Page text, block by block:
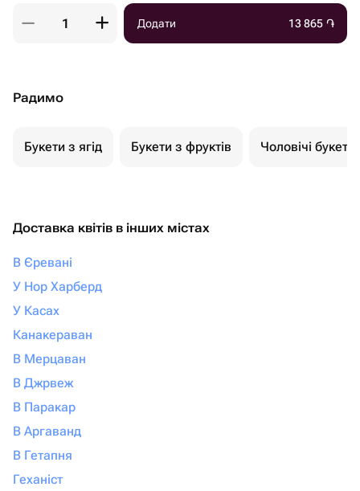
Додати 13 865 ֏
Радимо
Букети з ягід Букети з фруктів Чоловічі букети
Доставка квітів в інших містах
В Єревані
У Нор Харберд
У Касах
Канакераван
В Мерцаван
В Джрвеж
В Паракар
В Аргаванд
В Гетапня
Геханіст